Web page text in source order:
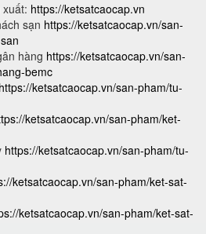
https://ketsatcaocap.vn
sạn https://ketsatcaocap.vn/san-
hàng https://ketsatcaocap.vn/san-
bemc
https://ketsatcaocap.vn/san-pham/tu-
ketsatcaocap.vn/san-pham/ket-
https://ketsatcaocap.vn/san-pham/tu-
ketsatcaocap.vn/san-pham/ket-sat-
ketsatcaocap.vn/san-pham/ket-sat-